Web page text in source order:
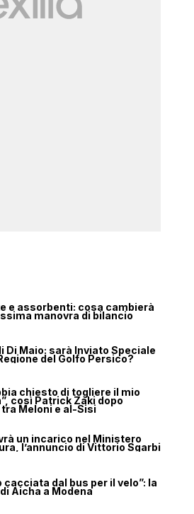
e assorbenti: cosa cambierà
manovra di bilancio
Di Maio: sarà Inviato Speciale
del Golfo Persico?
chiesto di togliere il mio
così Patrick Zaki dopo
tra Meloni e al-Sisi
un incarico nel Ministero
l’annuncio di Vittorio Sgarbi
cacciata dal bus per il velo”: la
Aicha a Modena